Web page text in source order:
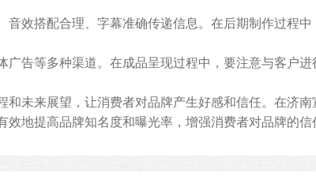
效搭配合理、字幕准确传递信息。在后期制作过程中
告等多种渠道。在成品呈现过程中，要注意与客户进
来展望，让消费者对品牌产生好感和信任。在济南
地提高品牌知名度和曝光率，增强消费者对品牌的信